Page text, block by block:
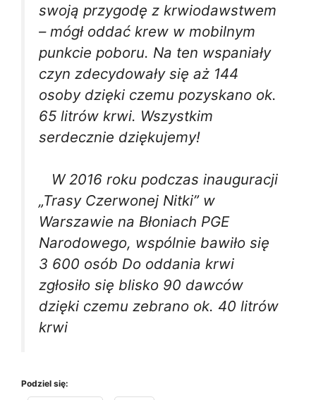
swoją przygodę z krwiodawstwem
– mógł oddać krew w mobilnym
punkcie poboru. Na ten wspaniały
czyn zdecydowały się aż 144
osoby dzięki czemu pozyskano ok.
65 litrów krwi. Wszystkim
serdecznie dziękujemy!
W 2016 roku podczas inauguracji
„Trasy Czerwonej Nitki” w
Warszawie na Błoniach PGE
Narodowego, wspólnie bawiło się
3 600 osób Do oddania krwi
zgłosiło się blisko 90 dawców
dzięki czemu zebrano ok. 40 litrów
krwi
Podziel się: